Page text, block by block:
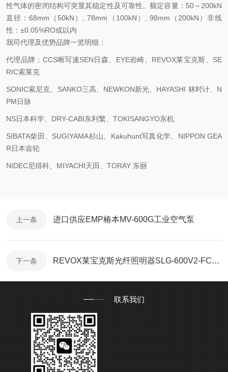
性气体的密闭结构可突显其稳定性及可靠性。额定容量：50～200kN
直径：68mm（50kN）, 78mm（100kN）, 98mm（200kN）非线
性：±0.05%RO或以内
我司代理及优势品牌一览明细：
代理品牌：CCS晰写速SEN日森、EYE岩崎、REVOX莱宝克斯、SE
RIC索莱克
SONIC索尼克、SANKO三高、NEWKON新光、HAYASHI 林时计、N
PM日脉
NS日本科学、DRY-CABI东利繁、TOKISANGYO东机
SIBATA柴田、SUGIYAMA杉山、Kakuhunt写真化学、NIPPON GEA
R日本齿轮
NIDEC尼得科、MIYACHI天田、TORAY 东丽
上一条 进口供应EMP椿本MV-600G工业空气泵
下一条 REVOX莱宝克斯光纤照明器SLG-600V2-FC进口供应
联系我们